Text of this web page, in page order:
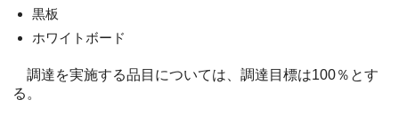
黒板
ホワイトボード
調達を実施する品目については、調達目標は100％とす
る。